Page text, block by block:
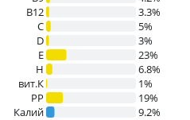
B12
3.3%
C
5%
D
3%
E
23%
H
6.8%
вит.К
1%
PP
19%
Калий
9.2%